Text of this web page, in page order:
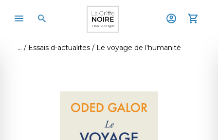
Essais d-actualites Le voyage de l'humanité